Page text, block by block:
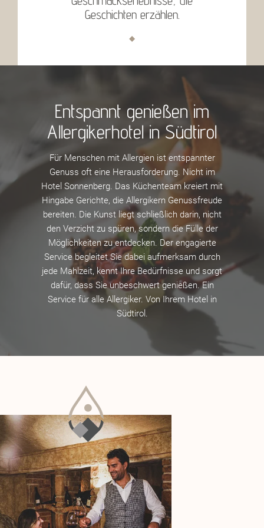
Geschichten erzählen.
Entspannt genießen im
Allergikerhotel in Südtirol
Für Menschen mit Allergien ist entspannter
Genuss oft eine Herausforderung. Nicht im
Hotel Sonnenberg. Das Küchenteam kreiert mit
Hingabe Gerichte, die Allergikern Genussfreude
bereiten. Die Kunst liegt schließlich darin, nicht
den Verzicht zu spüren, sondern die Fülle der
Möglichkeiten zu entdecken. Der engagierte
Service begleitet Sie dabei aufmerksam durch
jede Mahlzeit, kennt Ihre Bedürfnisse und sorgt
dafür, dass Sie unbeschwert genießen. Ein
Service für alle Allergiker. Von Ihrem Hotel in
Südtirol.